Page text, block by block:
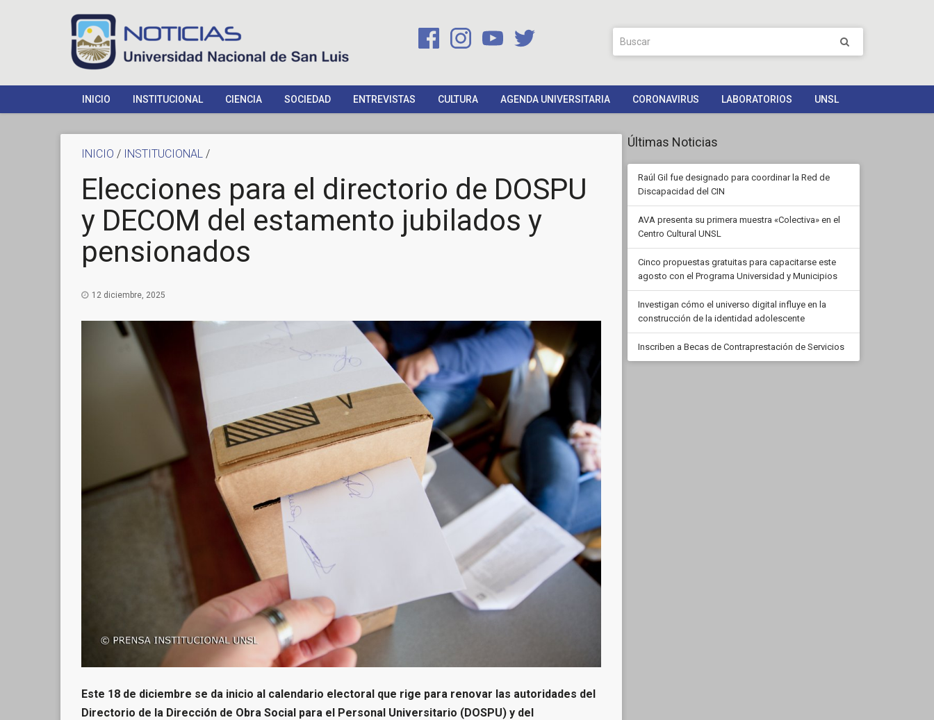
INICIO INSTITUCIONAL CIENCIA SOCIEDAD ENTREVISTAS CULTURA AGENDA UNIVERSITARIA CORONAVIRUS LABORATORIOS UNSL
INICIO / INSTITUCIONAL /
Elecciones para el directorio de DOSPU
y DECOM del estamento jubilados y
pensionados
12 diciembre, 2025
Este 18 de diciembre se da inicio al calendario electoral que rige para renovar las autoridades del
Directorio de la Dirección de Obra Social para el Personal Universitario (DOSPU) y del
Últimas Noticias
Raúl Gil fue designado para coordinar la Red de
Discapacidad del CIN
AVA presenta su primera muestra «Colectiva» en el
Centro Cultural UNSL
Cinco propuestas gratuitas para capacitarse este
agosto con el Programa Universidad y Municipios
Investigan cómo el universo digital influye en la
construcción de la identidad adolescente
Inscriben a Becas de Contraprestación de Servicios